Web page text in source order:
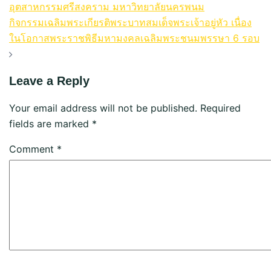
อุตสาหกรรมศรีสงคราม มหาวิทยาลัยนครพนม
กิจกรรมเฉลิมพระเกียรติพระบาทสมเด็จพระเจ้าอยู่หัว เนื่อง
ในโอกาสพระราชพิธีมหามงคลเฉลิมพระชนมพรรษา 6 รอบ
Leave a Reply
Your email address will not be published. Required
fields are marked *
Comment *